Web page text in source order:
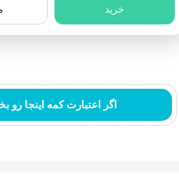
خرید
اگر اعتبارت کمه اینجا رو
نما